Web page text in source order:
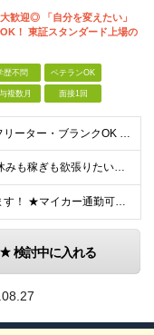
歓迎◎ 「自分を変えたい」
！ 東証スタンダード上場の
歴不問 ベテランOK
複数月 面接1回
★未経験・第二新卒・フリーター・ブランクOK ★学歴不問！ □転職回数が気になる方 □飲食業界にチャレンジしたい方 「やってみたい」という気持ちがあれば、皆さん大歓迎です♪ ◎こんな方が活躍して
＼想定月収30万円！お休みも稼ぎも欲張りたい方にピッタリ！／ ★業績好調のため賞与2ヶ月分支給実績 ★誕生日手当など手当充実 ★年2回昇給チャンス有 ★残業代全額支給（1分単位で支給） 月給25万
★勤務は希望を考慮します！ ★マイカー通勤可（駐車場完備） ★全国の各店舗で募集中！続々出店予定！ ～国内300店舗、47都道府県への展開を目標に出店中！～ ▼積極採用地域▼ ・中部（富山、石川、
検討中に入れる